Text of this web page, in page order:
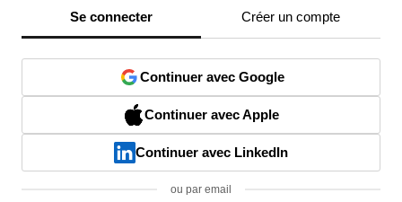
Se connecter Créer un compte
Continuer avec Google
Continuer avec Apple
Continuer avec LinkedIn
ou par email